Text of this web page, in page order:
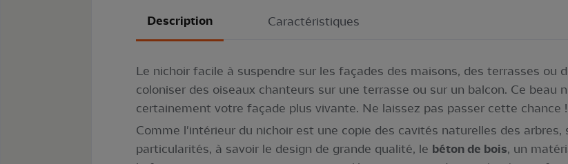
Description Caractéristiques
Le nichoir facile à suspendre sur les façades des maisons, des terrasses ou
coloniser des oiseaux chanteurs sur une terrasse ou sur un balcon. Ce beau
certainement votre façade plus vivante. Ne laissez pas passer cette chance !
Comme l'intérieur du nichoir est une copie des cavités naturelles des arbres,
particularités, à savoir le design de grande qualité, le béton de bois, un